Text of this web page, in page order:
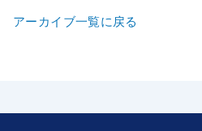
アーカイブ一覧に戻る